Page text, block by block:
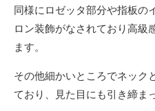
同様にロゼッタ部分や指板の
ロン装飾がなされており高級
ます。
その他細かいところでネック
ており、見た目にも引き締ま